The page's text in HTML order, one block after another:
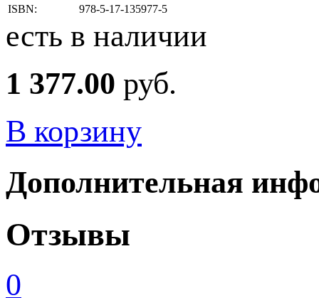
ISBN:
978-5-17-135977-5
есть в наличии
1 377.00 руб.
В корзину
Дополнительная
Отзывы
0